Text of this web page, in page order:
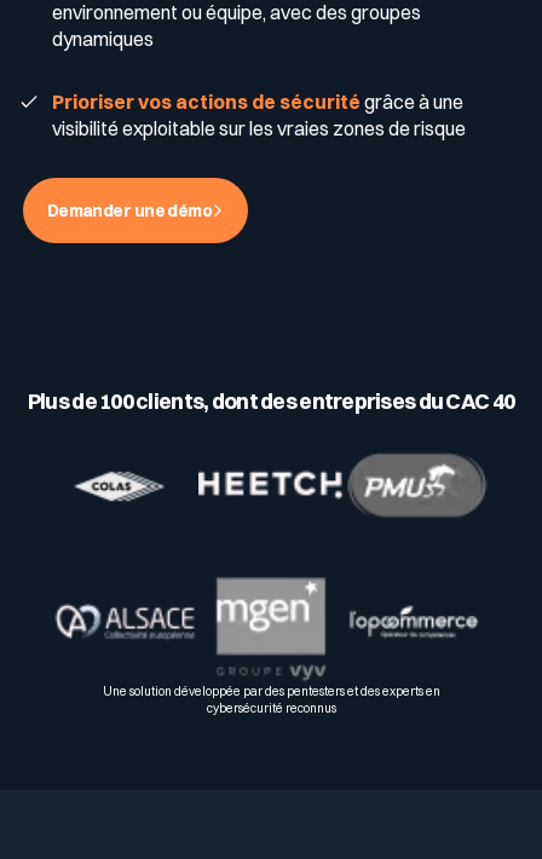
Récompenses
Événements
Votre programme de sécurité est excellent. Et il ne voit pas la
moitié de ce qui se passe.
environnement ou équipe, avec des groupes
dynamiques
Prioriser vos actions de sécurité grâce à une
visibilité exploitable sur les vraies zones de risque
Demander une démo
Plus de 100 clients, dont des entreprises du CAC 40
Une solution développée par des pentesters et des experts en
cybersécurité reconnus